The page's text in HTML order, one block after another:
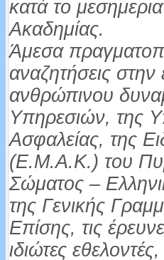
κατά το
Ακαδημίας.
Άμεσα
αναζητήσεις
ανθρώπινου
Υπηρεσιών, της
Ασφαλείας, της
(Ε.Μ.Α.Κ.) του
Σώματος –
της Γενικής
Επίσης, τις
ιδιώτες